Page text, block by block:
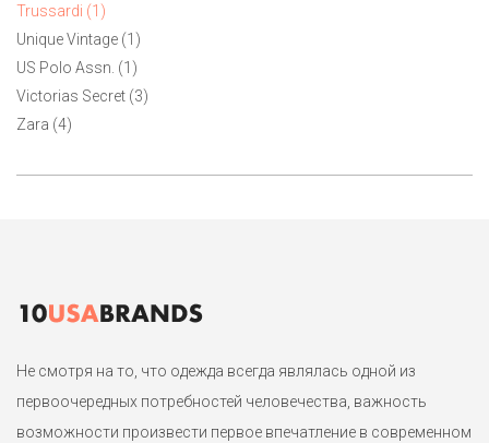
Trussardi (1)
Unique Vintage (1)
US Polo Assn. (1)
Victorias Secret (3)
Zara (4)
Не смотря на то, что одежда всегда являлась одной из
первоочередных потребностей человечества, важность
возможности произвести первое впечатление в современном